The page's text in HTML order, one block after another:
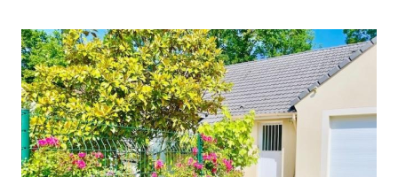
voir le bien